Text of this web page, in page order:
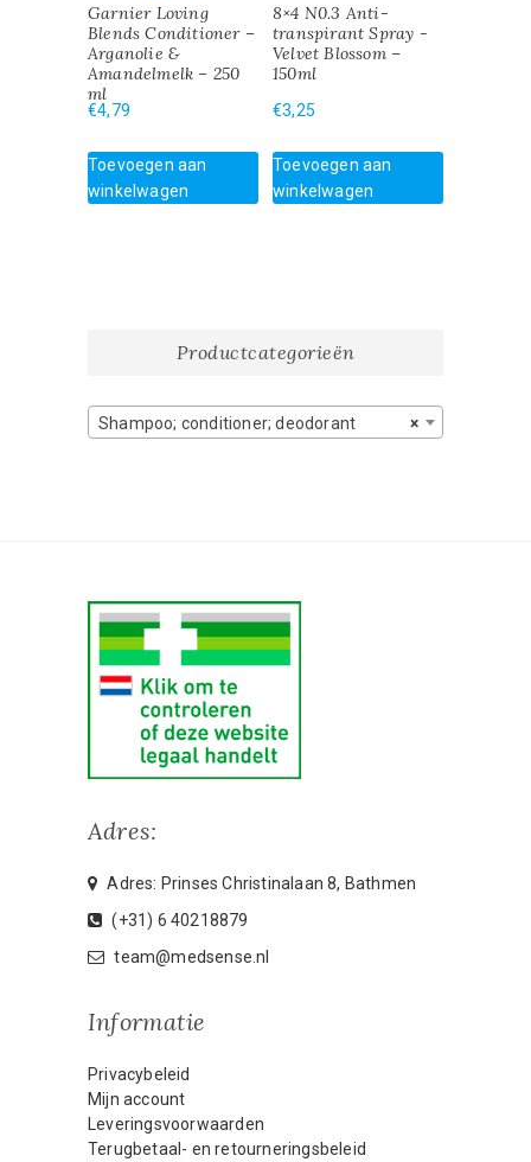
Garnier Loving
Blends Conditioner –
Arganolie &
Amandelmelk – 250
ml
€4,79
Toevoegen aan
winkelwagen
8×4 N0.3 Anti-
transpirant Spray -
Velvet Blossom –
150ml
€3,25
Toevoegen aan
winkelwagen
Productcategorieën
×
Shampoo; conditioner; deodorant
Adres:
Adres: Prinses Christinalaan 8, Bathmen
(+31) 6 40218879
team@medsense.nl
Informatie
Privacybeleid
Mijn account
Leveringsvoorwaarden
Terugbetaal- en retourneringsbeleid